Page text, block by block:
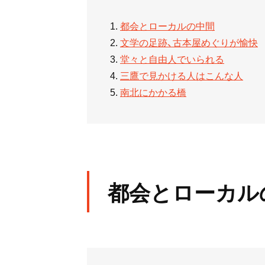
都会とローカルの中間
文学の足跡、古本屋めぐりが愉快
堂々と自由人でいられる
三鷹で見かける人はこんな人
南北にかかる橋
都会とローカ